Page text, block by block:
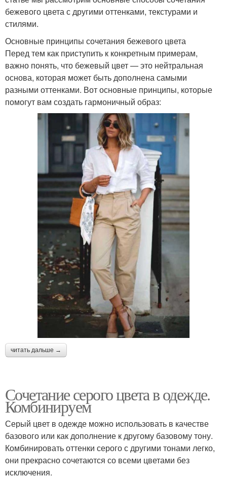
бежевого цвета с другими оттенками, текстурами и
стилями.
Основные принципы сочетания бежевого цвета
Перед тем как приступить к конкретным примерам,
важно понять, что бежевый цвет — это нейтральная
основа, которая может быть дополнена самыми
разными оттенками. Вот основные принципы, которые
помогут вам создать гармоничный образ:
читать дальше →
Сочетание серого цвета в одежде.
Комбинируем
Серый цвет в одежде можно использовать в качестве
базового или как дополнение к другому базовому тону.
Комбинировать оттенки серого с другими тонами легко,
они прекрасно сочетаются со всеми цветами без
исключения.